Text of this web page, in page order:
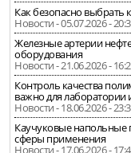
Как безопасно выбрать
Новости - 05.07.2026 -
Железные артерии
оборудования
Новости - 21.06.2026 -
Контроль качества
важно для лаборатории
Новости - 18.06.2026 -
Каучуковые напольные
сферы применения
Новости - 17.06.2026 -